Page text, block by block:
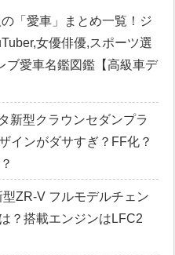
「愛車」まとめ一覧！ジ
女優俳優,スポーツ選
ブ愛車名鑑図鑑【高級車デ
新型クラウンセダンプラ
インがダサすぎ？FF化？
型ZR-V フルモデルチェン
？搭載エンジンはLFC2